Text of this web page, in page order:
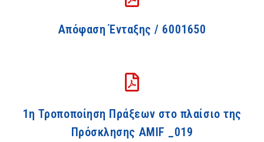
Απόφαση Ένταξης / 6001650
1η Τροποποίηση Πράξεων στο πλαίσιο της
Πρόσκλησης ΑΜΙF _019